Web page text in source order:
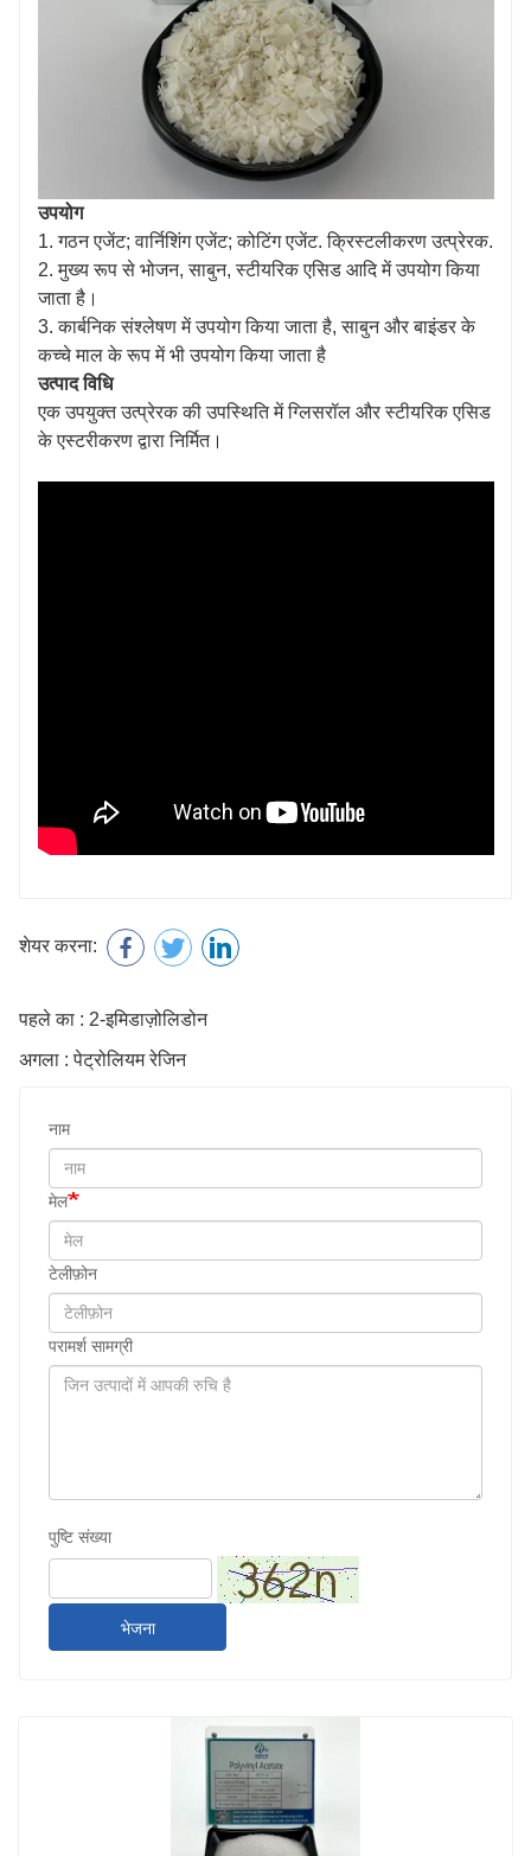
उपयोग
1. गठन एजेंट; वार्निशिंग एजेंट; कोटिंग एजेंट. क्रिस्टलीकरण उत्प्रेरक.
2. मुख्य रूप से भोजन, साबुन, स्टीयरिक एसिड आदि में उपयोग किया
जाता है।
3. कार्बनिक संश्लेषण में उपयोग किया जाता है, साबुन और बाइंडर के
कच्चे माल के रूप में भी उपयोग किया जाता है
उत्पाद विधि
एक उपयुक्त उत्प्रेरक की उपस्थिति में ग्लिसरॉल और स्टीयरिक एसिड
के एस्टरीकरण द्वारा निर्मित।
शेयर करना:
पहले का : 2-इमिडाज़ोलिडोन
अगला : पेट्रोलियम रेजिन
नाम
मेल
टेलीफ़ोन
परामर्श सामग्री
पुष्टि संख्या
भेजना